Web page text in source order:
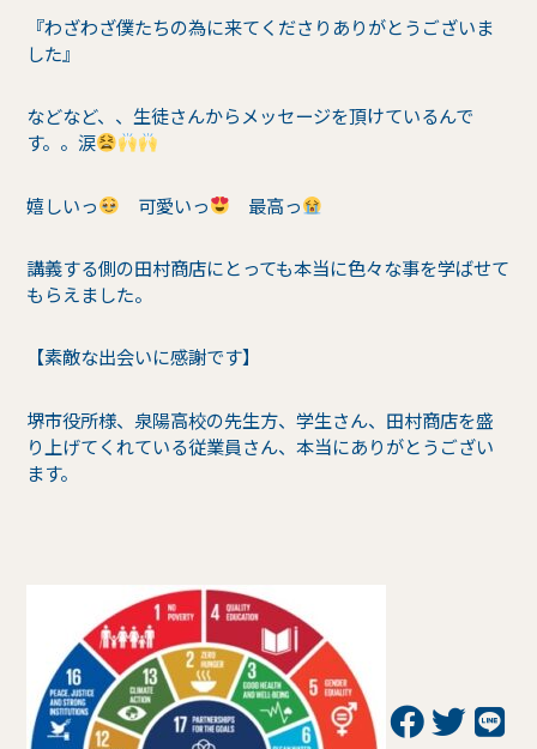
『わざわざ僕たちの為に来てくださりありがとうございま
した』
などなど、、生徒さんからメッセージを頂けているんで
す。。涙
嬉しいっ 可愛いっ 最高っ
講義する側の田村商店にとっても本当に色々な事を学ばせて
もらえました。
【素敵な出会いに感謝です】
堺市役所様、泉陽高校の先生方、学生さん、田村商店を盛
り上げてくれている従業員さん、本当にありがとうござい
ます。